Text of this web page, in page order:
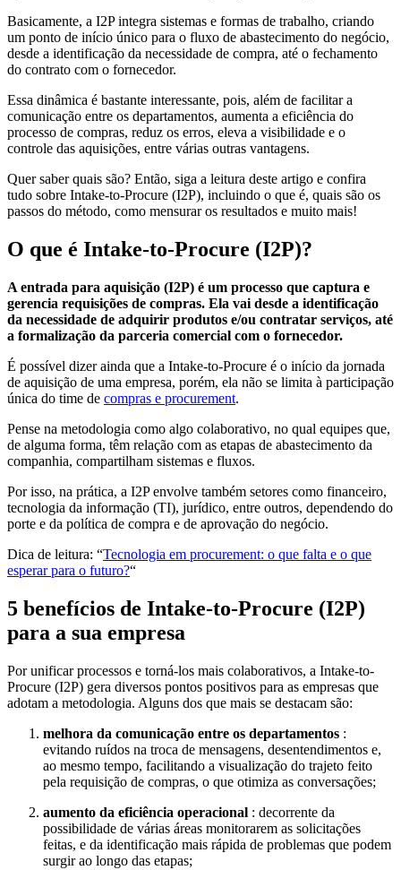
Basicamente, a I2P integra sistemas e formas de trabalho, criando
um ponto de início único para o fluxo de abastecimento do negócio,
desde a identificação da necessidade de compra, até o fechamento
do contrato com o fornecedor.
Essa dinâmica é bastante interessante, pois, além de facilitar a
comunicação entre os departamentos, aumenta a eficiência do
processo de compras, reduz os erros, eleva a visibilidade e o
controle das aquisições, entre várias outras vantagens.
Quer saber quais são? Então, siga a leitura deste artigo e confira
tudo sobre Intake-to-Procure (I2P), incluindo o que é, quais são os
passos do método, como mensurar os resultados e muito mais!
O que é Intake-to-Procure (I2P)?
A entrada para aquisição (I2P) é um processo que captura e
gerencia requisições de compras. Ela vai desde a identificação
da necessidade de adquirir produtos e/ou contratar serviços, até
a formalização da parceria comercial com o fornecedor.
É possível dizer ainda que a Intake-to-Procure é o início da jornada
de aquisição de uma empresa, porém, ela não se limita à participação
única do time de compras e procurement.
Pense na metodologia como algo colaborativo, no qual equipes que,
de alguma forma, têm relação com as etapas de abastecimento da
companhia, compartilham sistemas e fluxos.
Por isso, na prática, a I2P envolve também setores como financeiro,
tecnologia da informação (TI), jurídico, entre outros, dependendo do
porte e da política de compra e de aprovação do negócio.
Dica de leitura: “Tecnologia em procurement: o que falta e o que
esperar para o futuro?“
5 benefícios de Intake-to-Procure (I2P)
para a sua empresa
Por unificar processos e torná-los mais colaborativos, a Intake-to-
Procure (I2P) gera diversos pontos positivos para as empresas que
adotam a metodologia. Alguns dos que mais se destacam são:
melhora da comunicação entre os departamentos :
evitando ruídos na troca de mensagens, desentendimentos e,
ao mesmo tempo, facilitando a visualização do trajeto feito
pela requisição de compras, o que otimiza as conversações;
aumento da eficiência operacional : decorrente da
possibilidade de várias áreas monitorarem as solicitações
feitas, e da identificação mais rápida de problemas que podem
surgir ao longo das etapas;